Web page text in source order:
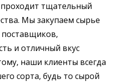
тщательный
Мы закупаем сырье
и отличный вкус
наши клиенты всегда
сорта, будь то сырой